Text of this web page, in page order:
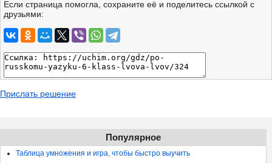
Если страница помогла, сохраните её и поделитесь ссылкой с
друзьями:
Прислать решение
Популярное
Таблица умножения и игра, чтобы быстро выучить